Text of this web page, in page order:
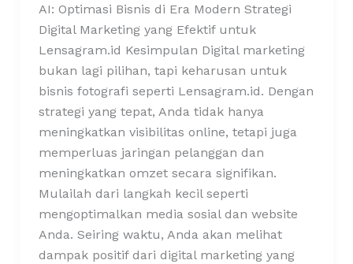
AI: Optimasi Bisnis di Era Modern Strategi
Digital Marketing yang Efektif untuk
Lensagram.id Kesimpulan Digital marketing
bukan lagi pilihan, tapi keharusan untuk
bisnis fotografi seperti Lensagram.id. Dengan
strategi yang tepat, Anda tidak hanya
meningkatkan visibilitas online, tetapi juga
memperluas jaringan pelanggan dan
meningkatkan omzet secara signifikan.
Mulailah dari langkah kecil seperti
mengoptimalkan media sosial dan website
Anda. Seiring waktu, Anda akan melihat
dampak positif dari digital marketing yang